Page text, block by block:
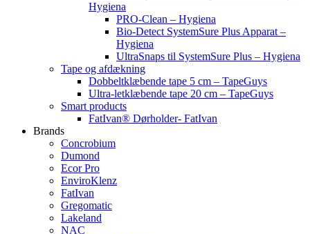
Hygiena
PRO-Clean – Hygiena
Bio-Detect SystemSure Plus Apparat –
Hygiena
UltraSnaps til SystemSure Plus – Hygiena
Tape og afdækning
Dobbeltklæbende tape 5 cm – TapeGuys
Ultra-letklæbende tape 20 cm – TapeGuys
Smart products
FatIvan® Dørholder- FatIvan
Brands
Concrobium
Dumond
Ecor Pro
EnviroKlenz
FatIvan
Gregomatic
Lakeland
NAC